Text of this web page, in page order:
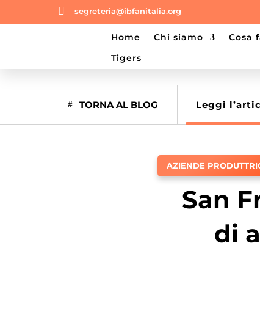
 segreteria@ibfanitalia.org
home chi siamo cosa
tigers
TORNA AL BLOG Leggi
AZIENDE
San
di